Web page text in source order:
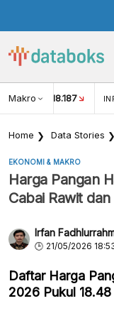
Makro
USD/IDR 18.187
Home Data Stories
EKONOMI & MAKRO
Harga Pangan
Cabai Rawit
Irfan
21/05/2026
Daftar Harga
2026 Pukul